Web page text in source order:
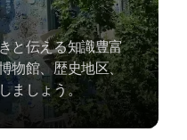
と伝える知識豊富
物館、歴史地区、
ましょう。